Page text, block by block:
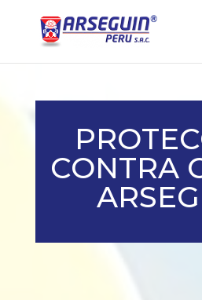
CONTRA